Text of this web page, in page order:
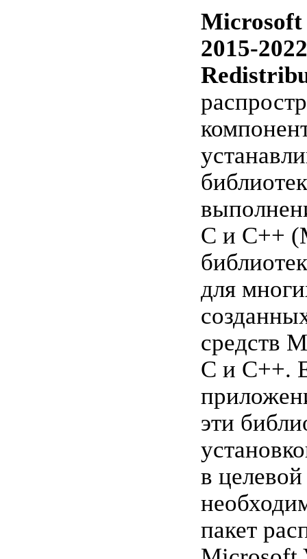
Microsoft
2015-2022
C и C++
для
средств
C и C++.
эти
в
пакет